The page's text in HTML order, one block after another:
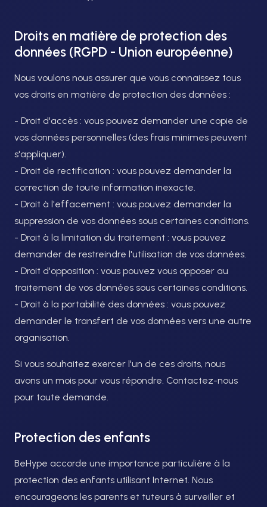
Droits en matière de protection des
données (RGPD - Union européenne)
Nous voulons nous assurer que vous connaissez tous
vos droits en matière de protection des données :
- Droit d'accès : vous pouvez demander une copie de
vos données personnelles (des frais minimes peuvent
s'appliquer).
- Droit de rectification : vous pouvez demander la
correction de toute information inexacte.
- Droit à l'effacement : vous pouvez demander la
suppression de vos données sous certaines conditions.
- Droit à la limitation du traitement : vous pouvez
demander de restreindre l'utilisation de vos données.
- Droit d'opposition : vous pouvez vous opposer au
traitement de vos données sous certaines conditions.
- Droit à la portabilité des données : vous pouvez
demander le transfert de vos données vers une autre
organisation.
Si vous souhaitez exercer l'un de ces droits, nous
avons un mois pour vous répondre. Contactez-nous
pour toute demande.
Protection des enfants
BeHype accorde une importance particulière à la
protection des enfants utilisant Internet. Nous
encourageons les parents et tuteurs à surveiller et